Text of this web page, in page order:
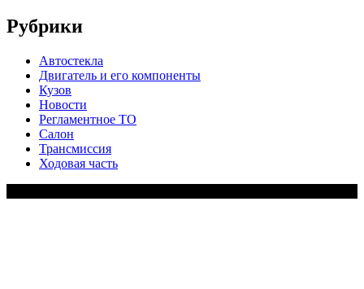
Рубрики
Автостекла
Двигатель и его компоненты
Кузов
Новости
Регламентное ТО
Салон
Трансмиссия
Ходовая часть